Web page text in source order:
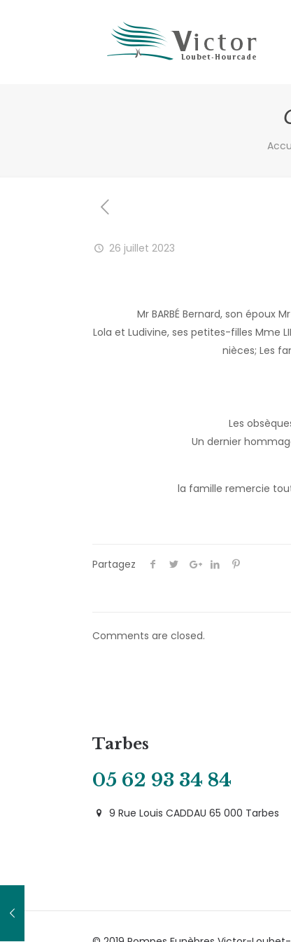
26 juillet 2023
Mr BARBÉ Bernard, son époux
Lola et Ludivine, ses petites-filles Mme
nièces; Les
Les
Un dernier
la famille remercie
Partagez
Comments are closed.
Tarbes
05 62 93 34 84
9 Rue Louis CADDAU 65 000 Tarbes